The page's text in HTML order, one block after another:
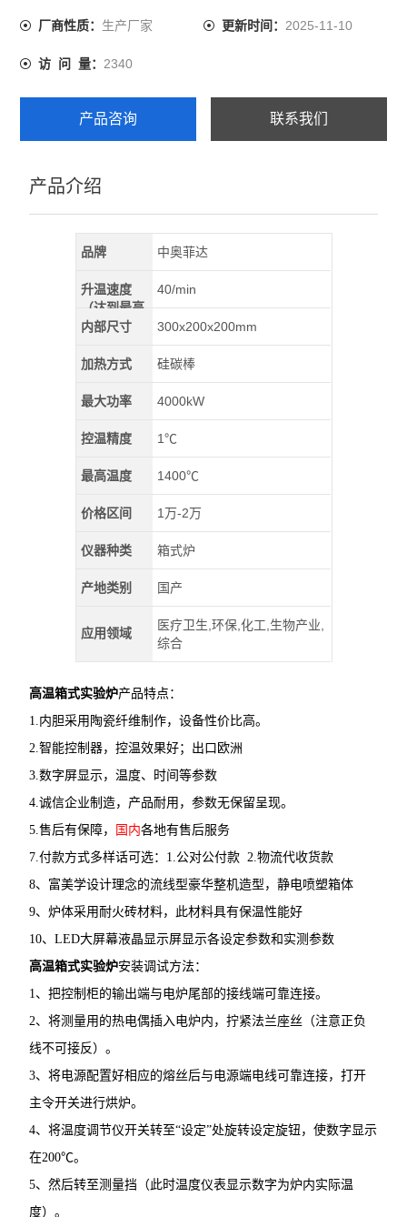
5、温度分辨率 :1℃
7、工作环境温度：5℃～40℃
9、内胆尺寸（W*D*H）mm ：200*300*200
厂商性质： 生产厂家 更新时间： 2025-11-10
访 问 量：2340
产品咨询 联系我们
产品介绍
品牌 中奥菲达
升温速度
（达到最高
温）
40/min
内部尺寸 300x200x200mm
加热方式 硅碳棒
最大功率 4000kW
控温精度 1℃
最高温度 1400℃
价格区间 1万-2万
仪器种类 箱式炉
产地类别 国产
应用领域
医疗卫生,环保,化工,生物产业,
综合
高温箱式实验炉产品特点：
1.内胆采用陶瓷纤维制作，设备性价比高。
2.智能控制器，控温效果好；出口欧洲
3.数字屏显示，温度、时间等参数
4.诚信企业制造，产品耐用，参数无保留呈现。
5.售后有保障，
国内各地有售后服务
7.付款方式多样话可选：1.公对公付款 2.物流代收货款
8、富美学设计理念的流线型豪华整机造型，静电喷塑箱体
9、炉体采用耐火砖材料，此材料具有保温性能好
10、LED大屏幕液晶显示屏显示各设定参数和实测参数
高温箱式实验炉安装调试方法：
1、把控制柜的输出端与电炉尾部的接线端可靠连接。
2、将测量用的热电偶插入电炉内，拧紧法兰座丝（注意正负
线不可接反）。
3、将电源配置好相应的熔丝后与电源端电线可靠连接，打开
主令开关进行烘炉。
4、将温度调节仪开关转至“设定”处旋转设定旋钮，使数字显示
在200℃。
5、然后转至测量挡（此时温度仪表显示数字为炉内实际温
度）。